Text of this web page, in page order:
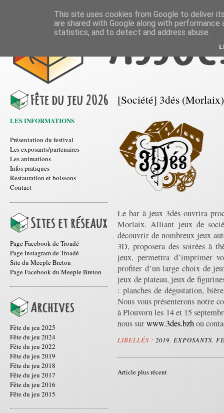
LES INFORMATIONS
Présentation du festival
Les exposants/partenaires
Les animations
Infos pratiques
Restauration et boissons
Contact
Page Facebook de Troadé
Page Instagram de Troadé
Site du Meeple Breton
Page Facebook du Meeple Breton
Fête du jeu 2025
Fête du jeu 2024
Fête du jeu 2022
Fête du jeu 2019
Fête du jeu 2018
Fête du jeu 2017
Fête du jeu 2016
Fête du jeu 2015
[Société] 3dés (Morlaix)
Le bar à jeux 3dés ouvrira
Morlaix. Alliant jeux de
découvrir de nombreux jeux
3D, proposera des soirées à
jeux, permettra d’imprimer
profiter d’un large choix de
jeux de plateau, jeux de
: planches de dégustation,
Nous vous présenterons notre
à Plouvorn les 14 et 15
nous surwww.3des.bzhou
LIBELLÉS : 2019 EXPOSANTS
Article plus récent
This site uses cookies from Google to deliver
are shared with Google along with
statistics, and to detect and address abuse.